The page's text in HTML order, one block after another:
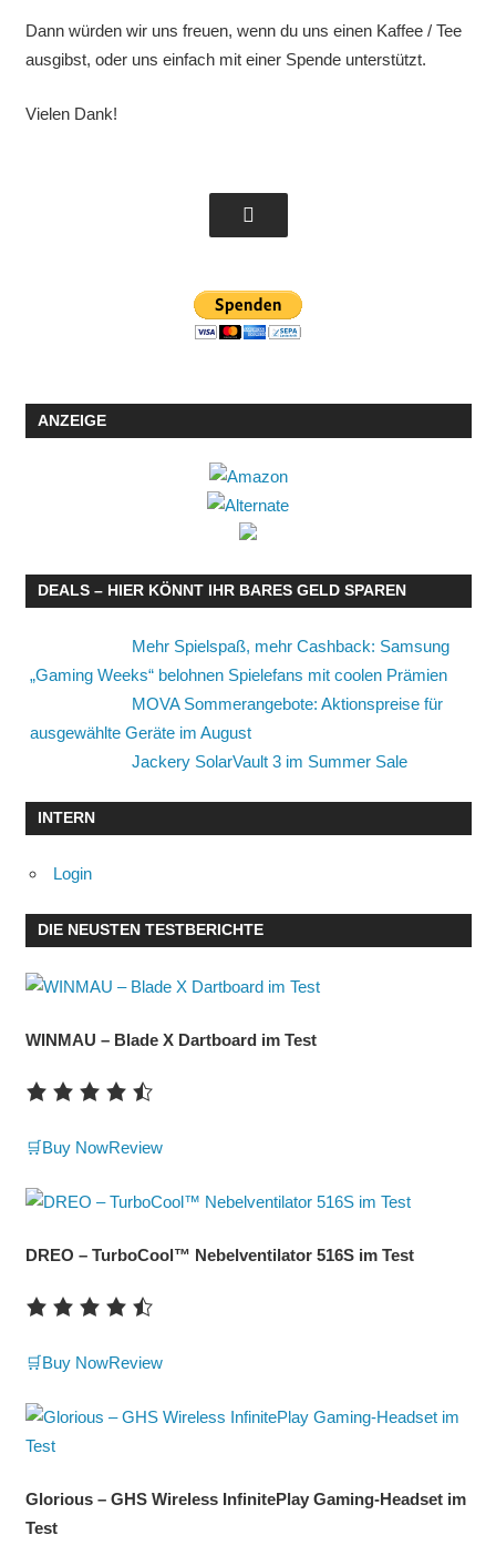
Dann würden wir uns freuen, wenn du uns einen Kaffee / Tee
ausgibst, oder uns einfach mit einer Spende unterstützt.
Vielen Dank!
ANZEIGE
DEALS – HIER KÖNNT IHR BARES GELD SPAREN
Mehr Spielspaß, mehr Cashback: Samsung
„Gaming Weeks“ belohnen Spielefans mit coolen Prämien
MOVA Sommerangebote: Aktionspreise für
ausgewählte Geräte im August
Jackery SolarVault 3 im Summer Sale
INTERN
Login
DIE NEUSTEN TESTBERICHTE
WINMAU – Blade X Dartboard im Test
🛒Buy NowReview
DREO – TurboCool™ Nebelventilator 516S im Test
🛒Buy NowReview
Glorious – GHS Wireless InfinitePlay Gaming-Headset im
Test